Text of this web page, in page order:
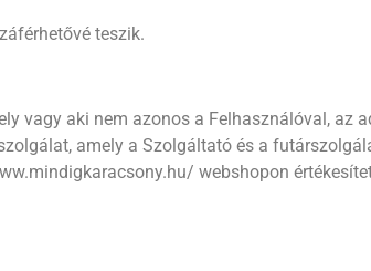
teszik.
vagy aki nem azonos a Felhasználóval, az
amely a Szolgáltató és a
webshopon